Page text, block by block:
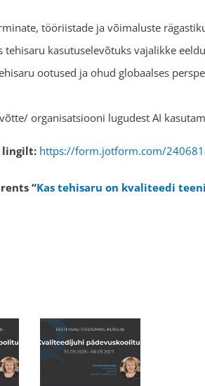
tööriistade ja võimaluste
kasutuselevõtuks vajalikke
ootused ja ohud globaalses
organisatsiooni lugudest AI
lingilt: https://form.jotform.com/
“Kas tehisaru on kvaliteedi